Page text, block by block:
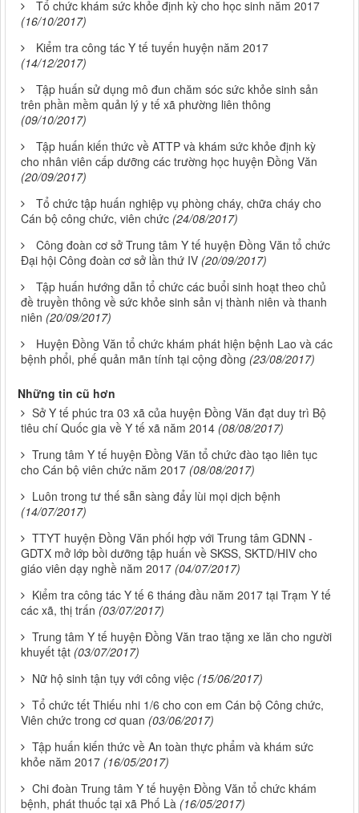
Tổ chức khám sức khỏe định kỳ cho học sinh năm 2017
(16/10/2017)
Kiểm tra công tác Y tế tuyến huyện năm 2017
(14/12/2017)
Tập huấn sử dụng mô đun chăm sóc sức khỏe sinh sản
trên phần mềm quản lý y tế xã phường liên thông
(09/10/2017)
Tập huấn kiến thức về ATTP và khám sức khỏe định kỳ
cho nhân viên cấp dưỡng các trường học huyện Đồng Văn
(20/09/2017)
Tổ chức tập huấn nghiệp vụ phòng cháy, chữa cháy cho
Cán bộ công chức, viên chức (24/08/2017)
Công đoàn cơ sở Trung tâm Y tế huyện Đồng Văn tổ chức
Đại hội Công đoàn cơ sở lần thứ IV (20/09/2017)
Tập huấn hướng dẫn tổ chức các buổi sinh hoạt theo chủ
đề truyền thông về sức khỏe sinh sản vị thành niên và thanh
niên (20/09/2017)
Huyện Đồng Văn tổ chức khám phát hiện bệnh Lao và các
bệnh phổi, phế quản mãn tính tại cộng đồng (23/08/2017)
Những tin cũ hơn
Sở Y tế phúc tra 03 xã của huyện Đồng Văn đạt duy trì Bộ
tiêu chí Quốc gia về Y tế xã năm 2014 (08/08/2017)
Trung tâm Y tế huyện Đồng Văn tổ chức đào tạo liên tục
cho Cán bộ viên chức năm 2017 (08/08/2017)
Luôn trong tư thế sẵn sàng đẩy lùi mọi dịch bệnh
(14/07/2017)
TTYT huyện Đồng Văn phối hợp với Trung tâm GDNN -
GDTX mở lớp bồi dưỡng tập huấn về SKSS, SKTD/HIV cho
giáo viên dạy nghề năm 2017 (04/07/2017)
Kiểm tra công tác Y tế 6 tháng đầu năm 2017 tại Trạm Y tế
các xã, thị trấn (03/07/2017)
Trung tâm Y tế huyện Đồng Văn trao tặng xe lăn cho người
khuyết tật (03/07/2017)
Nữ hộ sinh tận tụy với công việc (15/06/2017)
Tổ chức tết Thiếu nhi 1/6 cho con em Cán bộ Công chức,
Viên chức trong cơ quan (03/06/2017)
Tập huấn kiến thức về An toàn thực phẩm và khám sức
khỏe năm 2017 (16/05/2017)
Chi đoàn Trung tâm Y tế huyện Đồng Văn tổ chức khám
bệnh, phát thuốc tại xã Phố Là (16/05/2017)